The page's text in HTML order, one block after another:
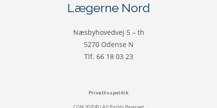
Lægerne Nord
Næsbyhovedvej 5 – th
5270 Odense N
Tlf. 66 18 03 23
Privatlivspolitik
CGM 2020 ©​ | All Rights Reserved